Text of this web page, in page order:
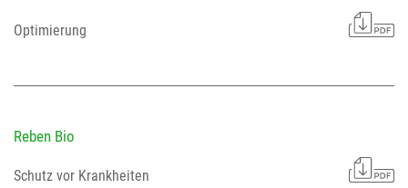
Optimierung
Reben Bio
Schutz vor Krankheiten